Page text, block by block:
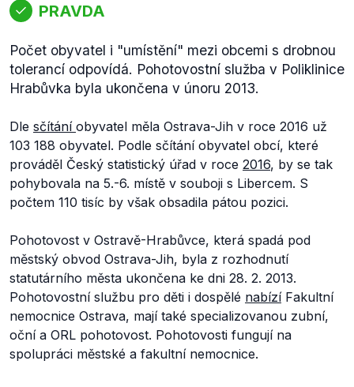
PRAVDA
Počet obyvatel i "umístění" mezi obcemi s drobnou
tolerancí odpovídá. Pohotovostní služba v Poliklinice
Hrabůvka byla ukončena v únoru 2013.
Dle sčítání obyvatel měla Ostrava-Jih v roce 2016 už
103 188 obyvatel. Podle sčítání obyvatel obcí, které
prováděl Český statistický úřad v roce 2016, by se tak
pohybovala na 5.-6. místě v souboji s Libercem. S
počtem 110 tisíc by však obsadila pátou pozici.
Pohotovost v Ostravě-Hrabůvce, která spadá pod
městský obvod Ostrava-Jih, byla z rozhodnutí
statutárního města ukončena ke dni 28. 2. 2013.
Pohotovostní službu pro děti i dospělé nabízíFakultní
nemocnice Ostrava, mají také specializovanou zubní,
oční a ORL pohotovost. Pohotovosti fungují na
spolupráci městské a fakultní nemocnice.